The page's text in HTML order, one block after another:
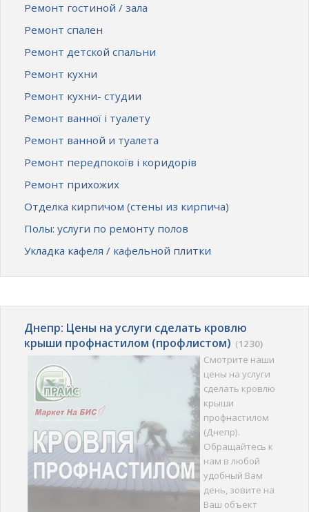
Ремонт гостиной / зала
Ремонт спален
Ремонт детской спальни
Ремонт кухни
Ремонт кухни- студии
Ремонт ванної і туалету
Ремонт ванной и туалета
Ремонт передпокоїв і коридорів
Ремонт прихожих
Отделка кирпичом (стены из кирпича)
Полы: услуги по ремонту полов
Укладка кафеля / кафельной плитки
Днепр: Цены на услуги сделать кровлю
крыши профнастилом (профлистом) (1230)
Смотрите наши
цены на услуги
сделать кровлю
крыши
профнастилом
(Днепр).
Обращайтесь к
нам в любой
удобный Вам
день, зовите на
Ваш объект